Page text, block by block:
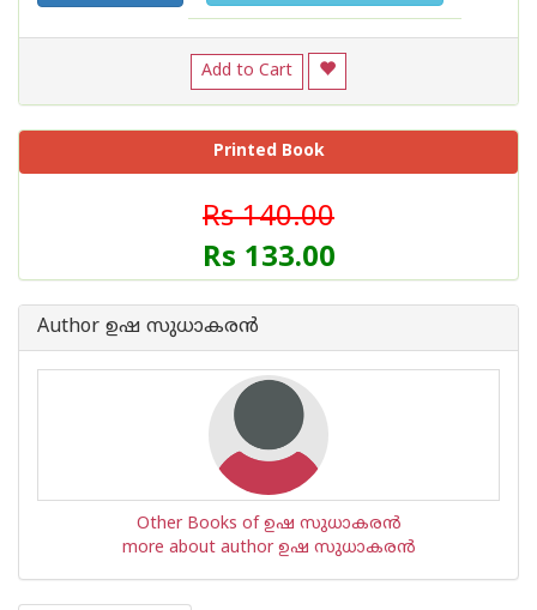
Add to Cart
Printed Book
Rs 140.00
Rs 133.00
Author ഉഷ സുധാകരന്‍
Other Books of ഉഷ സുധാകരന്‍
more about author ഉഷ സുധാകരന്‍